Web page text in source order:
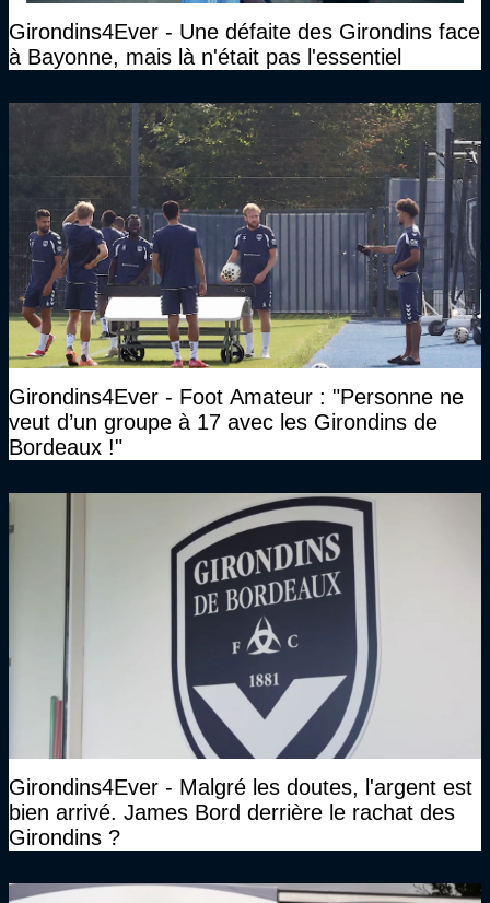
Girondins4Ever - Une défaite des Girondins face
à Bayonne, mais là n'était pas l'essentiel
Girondins4Ever - Foot Amateur : "Personne ne
veut d’un groupe à 17 avec les Girondins de
Bordeaux !"
Girondins4Ever - Malgré les doutes, l'argent est
bien arrivé. James Bord derrière le rachat des
Girondins ?